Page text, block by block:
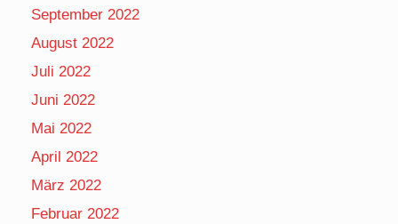
September 2022
August 2022
Juli 2022
Juni 2022
Mai 2022
April 2022
März 2022
Februar 2022